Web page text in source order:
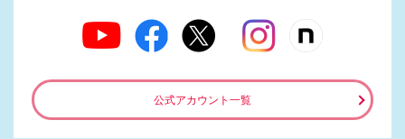
公式アカウント一覧